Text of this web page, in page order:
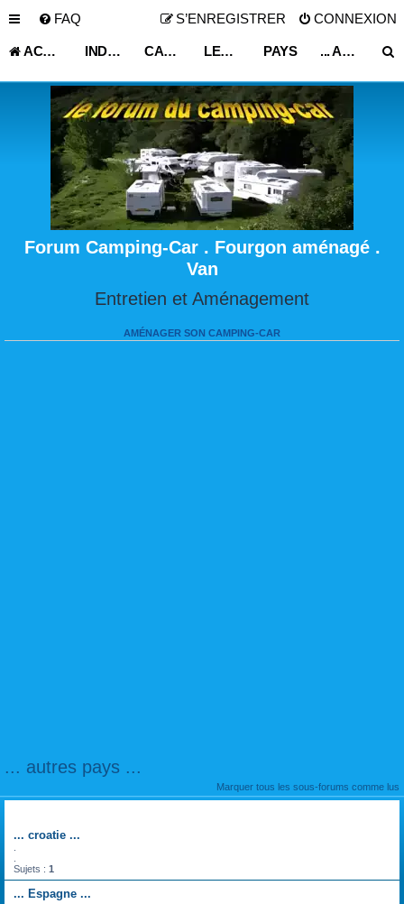
FAQ CONNEXION
S’ENREGISTRER
ACCUEIL INDEX DU FORUM CARNET DE VOYAGE LES ASTUCES ET CONSEILS DE VOYAGE PAYS ... AUTRES PAYS ...
Forum Camping-Car . Fourgon aménagé .
Van
Entretien et Aménagement
AMÉNAGER SON CAMPING-CAR
... autres pays ...
Marquer tous les sous-forums comme lus
... croatie ...
Sujets : 1
... Espagne ...